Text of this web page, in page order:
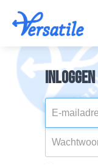
Inloggen